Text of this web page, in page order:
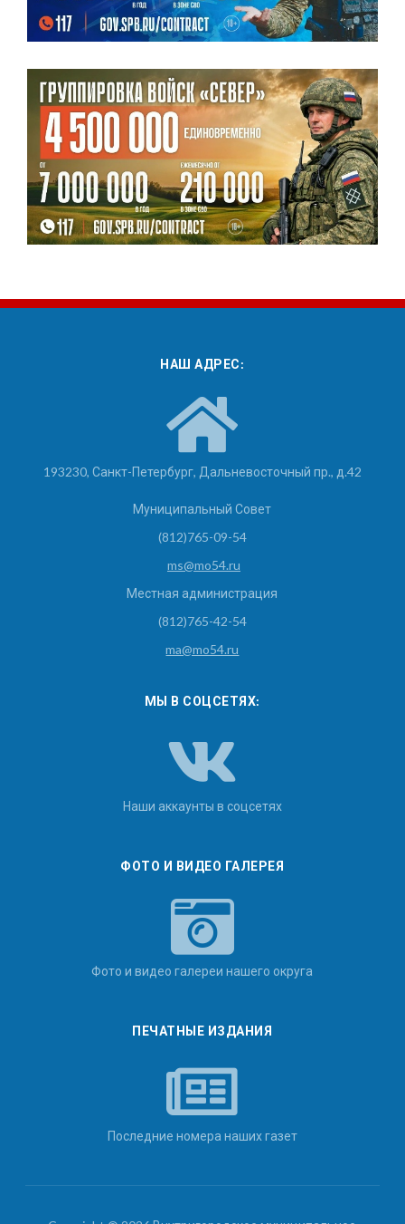
НАШ АДРЕС:
193230, Санкт-Петербург, Дальневосточный пр., д.42
Муниципальный Совет
(812)765-09-54
ms@mo54.ru
Местная администрация
(812)765-42-54
ma@mo54.ru
МЫ В СОЦСЕТЯХ:
Наши аккаунты в соцсетях
ФОТО И ВИДЕО ГАЛЕРЕЯ
Фото и видео галереи нашего округа
ПЕЧАТНЫЕ ИЗДАНИЯ
Последние номера наших газет